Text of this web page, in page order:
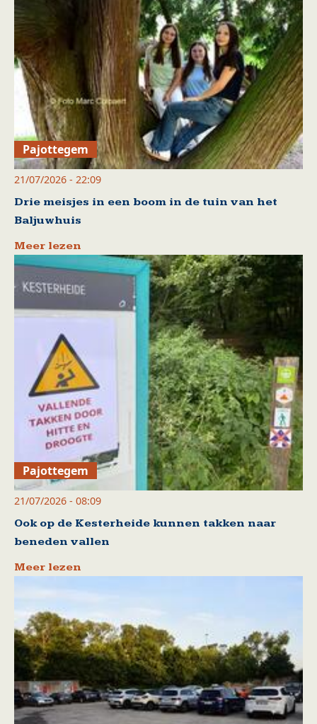
Pajottegem
21/07/2026 - 22:09
Drie meisjes in een boom in de tuin van het
Baljuwhuis
Meer lezen
Pajottegem
21/07/2026 - 08:09
Ook op de Kesterheide kunnen takken naar
beneden vallen
Meer lezen